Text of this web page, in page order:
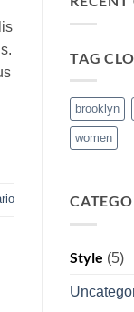
TAG
brooklyn
women
Style (5)